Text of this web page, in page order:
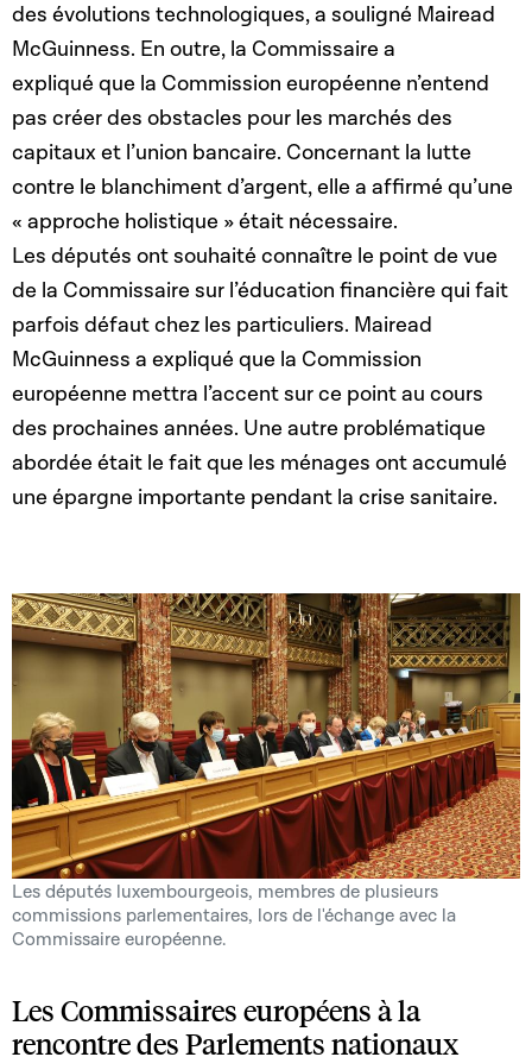
des évolutions technologiques, a souligné Mairead
McGuinness. En outre, la Commissaire a
expliqué que la Commission européenne n’entend
pas créer des obstacles pour les marchés des
capitaux et l’union bancaire. Concernant la lutte
contre le blanchiment d’argent, elle a affirmé qu’une
« approche holistique » était nécessaire.
Les députés ont souhaité connaître le point de vue
de la Commissaire sur l’éducation financière qui fait
parfois défaut chez les particuliers. Mairead
McGuinness a expliqué que la Commission
européenne mettra l’accent sur ce point au cours
des prochaines années. Une autre problématique
abordée était le fait que les ménages ont accumulé
une épargne importante pendant la crise sanitaire.
Les députés luxembourgeois, membres de plusieurs
commissions parlementaires, lors de l'échange avec la
Commissaire européenne.
Les Commissaires européens à la
rencontre des Parlements nationaux